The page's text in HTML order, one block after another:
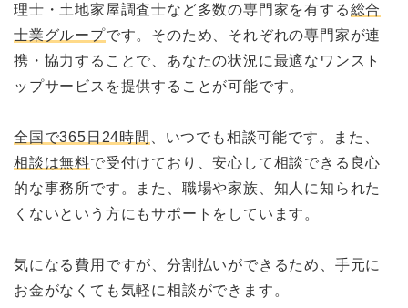
理士・土地家屋調査士など多数の専門家を有する総合
士業グループです。そのため、それぞれの専門家が連
携・協力することで、あなたの状況に最適なワンスト
ップサービスを提供することが可能です。
全国で365日24時間
、いつでも相談可能です。また、
相談は無料で受付けており、安心して相談できる良心
的な事務所です。また、職場や家族、知人に知られた
くないという方にもサポートをしています。
気になる費用ですが、分割払いができるため、手元に
お金がなくても気軽に相談ができます。